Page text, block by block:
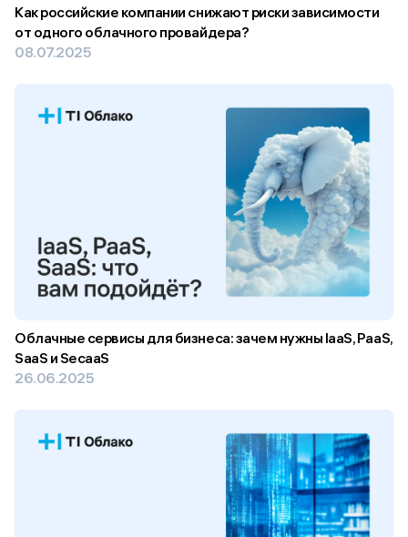
Как российские компании снижают риски зависимости
от одного облачного провайдера?
08.07.2025
Облачные сервисы для бизнеса: зачем нужны IaaS, PaaS,
SaaS и SeсaaS
26.06.2025